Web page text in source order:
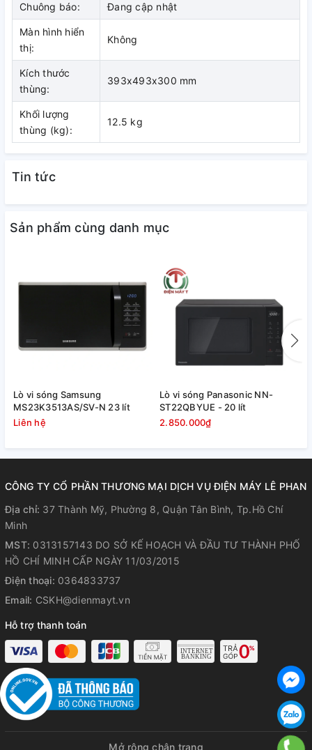
Chuông báo: Đang cập nhật
Màn hình hiển
thị:
Không
Kích thước
thùng:
393x493x300 mm
Khối lượng
thùng (kg):
12.5 kg
Tin tức
Sản phẩm cùng danh mục
Lò vi sóng Samsung
MS23K3513AS/SV-N 23 lít
Liên hệ
Lò vi sóng Panasonic NN-
ST22QBYUE - 20 lít
2.850.000₫
CÔNG TY CỔ PHẦN THƯƠNG MẠI DỊCH VỤ ĐIỆN MÁY LÊ PHAN
Địa chỉ: 37 Thành Mỹ, Phường 8, Quận Tân Bình, Tp.Hồ Chí
Minh
MST: 0313157143 DO SỞ KẾ HOẠCH VÀ ĐẦU TƯ THÀNH PHỐ
HỒ CHÍ MINH CẤP NGÀY 11/03/2015
Điện thoại: 0364833737
Email: CSKH@dienmayt.vn
Hỗ trợ thanh toán
Mở rộng chân trang